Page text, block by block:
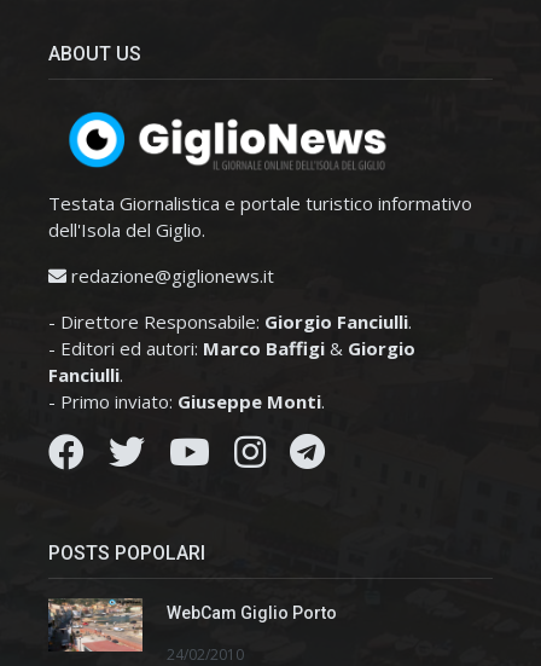
ABOUT US
Testata Giornalistica e portale turistico informativo
dell'Isola del Giglio.
redazione@giglionews.it
- Direttore Responsabile: Giorgio Fanciulli.
- Editori ed autori: Marco Baffigi & Giorgio
Fanciulli.
- Primo inviato: Giuseppe Monti.
POSTS POPOLARI
WebCam Giglio Porto
24/02/2010